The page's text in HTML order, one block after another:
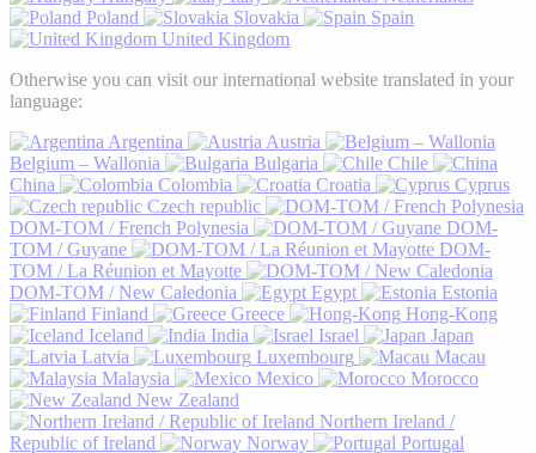
Poland
Slovakia
Spain
United Kingdom
Otherwise you can visit our international website translated in your
language:
Argentina
Austria
Belgium – Wallonia
Bulgaria
Chile
China
Colombia Croatia
Cyprus
Czech republic
DOM-TOM / French Polynesia
DOM-
TOM / Guyane
DOM-
TOM / La Réunion et Mayotte
DOM-TOM / New Caledonia
Egypt
Estonia
Finland
Greece
Hong-Kong
Iceland
India Israel
Japan
Latvia
Luxembourg
Macau
Malaysia
Mexico
Morocco
New Zealand
Northern Ireland /
Republic of Ireland
Norway Portugal